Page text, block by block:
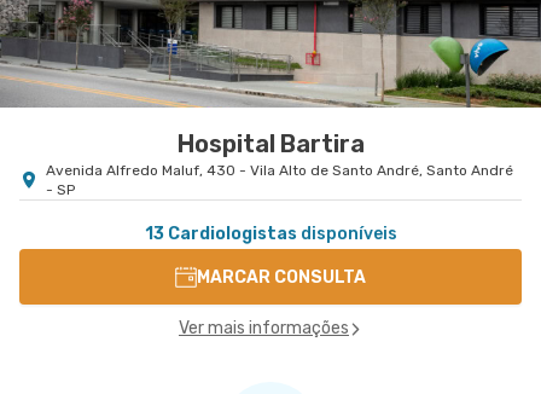
Hospital Bartira
Avenida Alfredo Maluf, 430 - Vila Alto de Santo André, Santo André
- SP
13 Cardiologistas disponíveis
MARCAR CONSULTA
Ver mais informações